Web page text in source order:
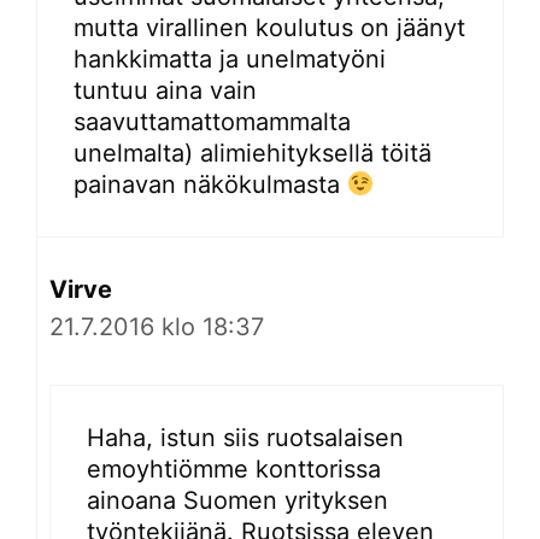
mutta virallinen koulutus on jäänyt
hankkimatta ja unelmatyöni
tuntuu aina vain
saavuttamattomammalta
unelmalta) alimiehityksellä töitä
painavan näkökulmasta
Virve
21.7.2016 klo 18:37
Haha, istun siis ruotsalaisen
emoyhtiömme konttorissa
ainoana Suomen yrityksen
työntekijänä. Ruotsissa eleven